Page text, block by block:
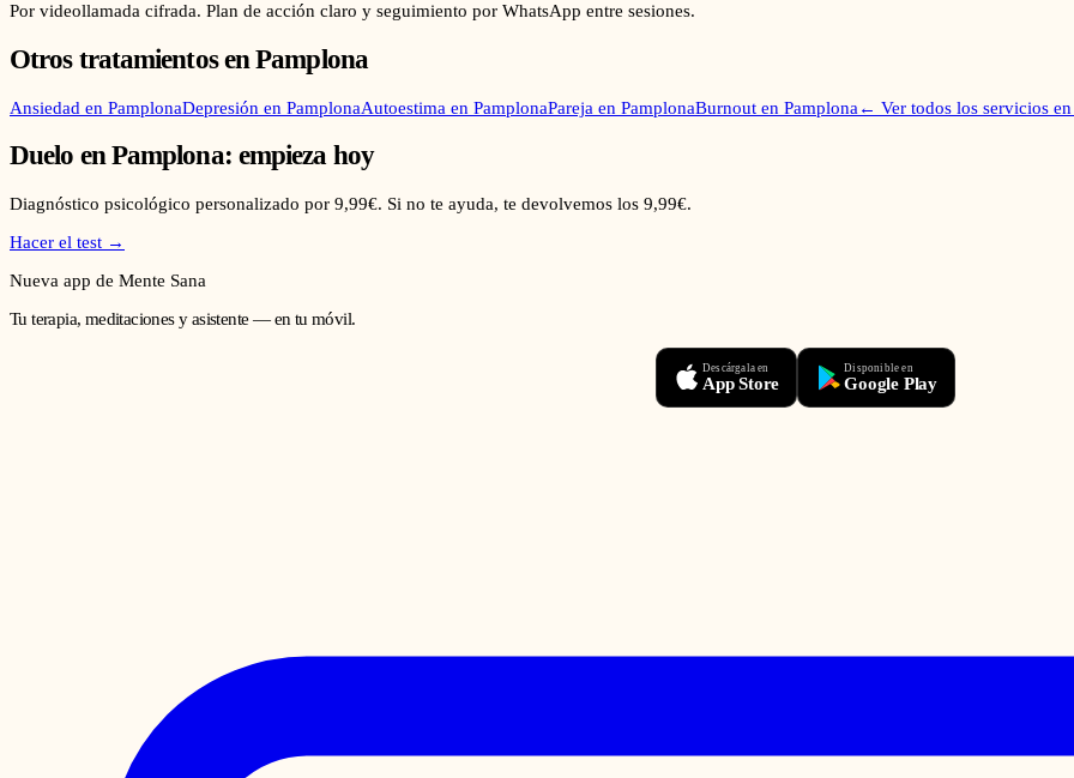
Por videollamada cifrada. Plan de acción claro y seguimiento por WhatsApp entre sesiones.
Otros tratamientos enPamplona
Ansiedad en PamplonaDepresión en PamplonaAutoestima en PamplonaPareja en PamplonaBurnout en Pamplona ← Ver todos los servicios en
Duelo enPamplona: empieza hoy
Diagnóstico psicológico personalizado por 9,99€. Si no te ayuda, te devolvemos los 9,99€.
Hacer el test →
Nueva app de Mente Sana
Tu terapia, meditaciones y asistente — en tu móvil.
Descárgala en
App Store
Disponible en
Google Play